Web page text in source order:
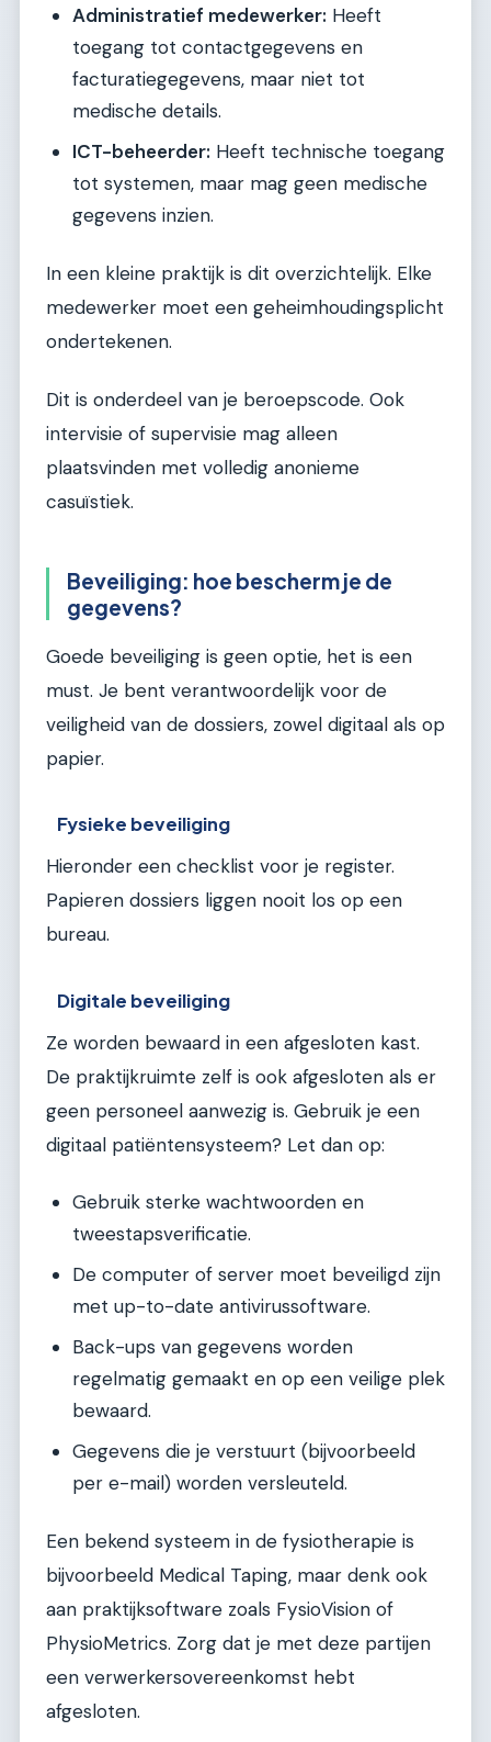
Administratief medewerker: Heeft
toegang tot contactgegevens en
facturatiegegevens, maar niet tot
medische details.
ICT-beheerder: Heeft technische toegang
tot systemen, maar mag geen medische
gegevens inzien.
In een kleine praktijk is dit overzichtelijk. Elke
medewerker moet een geheimhoudingsplicht
ondertekenen.
Dit is onderdeel van je beroepscode. Ook
intervisie of supervisie mag alleen
plaatsvinden met volledig anonieme
casuïstiek.
Beveiliging: hoe bescherm je de
gegevens?
Goede beveiliging is geen optie, het is een
must. Je bent verantwoordelijk voor de
veiligheid van de dossiers, zowel digitaal als op
papier.
Fysieke beveiliging
Hieronder een checklist voor je register.
Papieren dossiers liggen nooit los op een
bureau.
Digitale beveiliging
Ze worden bewaard in een afgesloten kast.
De praktijkruimte zelf is ook afgesloten als er
geen personeel aanwezig is. Gebruik je een
digitaal patiëntensysteem? Let dan op:
Gebruik sterke wachtwoorden en
tweestapsverificatie.
De computer of server moet beveiligd zijn
met up-to-date antivirussoftware.
Back-ups van gegevens worden
regelmatig gemaakt en op een veilige plek
bewaard.
Gegevens die je verstuurt (bijvoorbeeld
per e-mail) worden versleuteld.
Een bekend systeem in de fysiotherapie is
bijvoorbeeld Medical Taping, maar denk ook
aan praktijksoftware zoals FysioVision of
PhysioMetrics. Zorg dat je met deze partijen
een verwerkersovereenkomst hebt
afgesloten.